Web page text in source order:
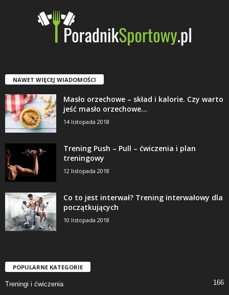
NAWET WIĘCEJ WIADOMOŚCI
Masło orzechowe – skład i kalorie. Czy warto
jeść masło orzechowe...
14 listopada 2018
Trening Push – Pull – ćwiczenia i plan
treningowy
12 listopada 2018
Co to jest interwał? Trening interwałowy dla
początkujących
10 listopada 2018
POPULARNE KATEGORIE
Treningi i ćwiczenia
166